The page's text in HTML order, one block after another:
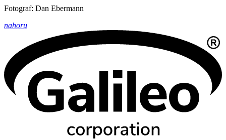
Fotograf: Dan Ebermann
nahoru